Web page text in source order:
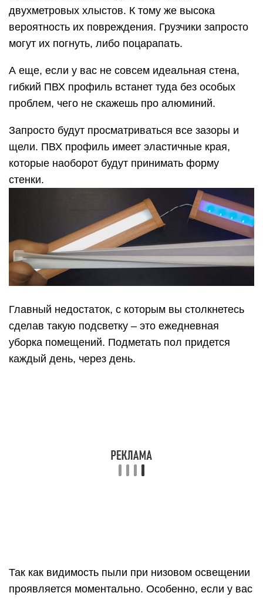
сделав такую подсветку – это ежедневная
уборка помещений. Подметать пол придется
каждый день, через день.
Так как видимость пыли при низовом освещении
проявляется моментально. Особенно, если у вас
есть домашние питомцы.
Монтаж плинтуса под